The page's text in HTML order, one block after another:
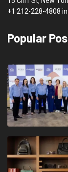
+1 212-228-4808
Popular